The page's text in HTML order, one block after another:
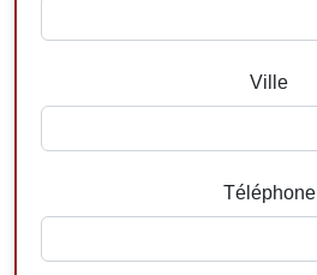
Ville
Téléphone